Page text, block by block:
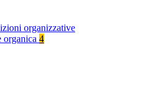
organizzative
organica 4